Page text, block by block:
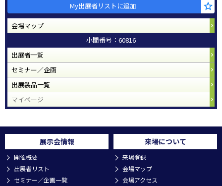
My出展者リストに追加
会場マップ
小間番号：60816
出展者一覧
セミナー／企画
出展製品一覧
マイページ
展示会情報
開催概要
出展者リスト
セミナー／企画一覧
来場について
来場登録
会場マップ
会場アクセス